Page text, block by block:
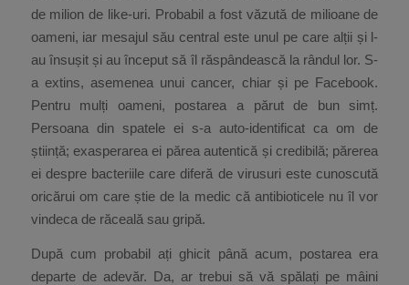
de milion de like-uri. Probabil a fost văzută de milioane de
oameni, iar mesajul său central este unul pe care alții și l-
au însușit și au început să îl răspândească la rândul lor. S-
a extins, asemenea unui cancer, chiar și pe Facebook.
Pentru mulți oameni, postarea a părut de bun simț.
Persoana din spatele ei s-a auto-identificat ca om de
știință; exasperarea ei părea autentică și credibilă; părerea
ei despre bacteriile care diferă de virusuri este cunoscută
oricărui om care știe de la medic că antibioticele nu îl vor
vindeca de răceală sau gripă.
După cum probabil ați ghicit până acum, postarea era
departe de adevăr. Da, ar trebui să vă spălați pe mâini